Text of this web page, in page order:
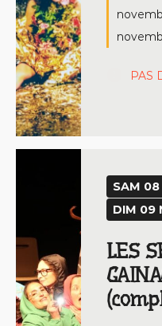
PAS
SAM
DIM 09
LES